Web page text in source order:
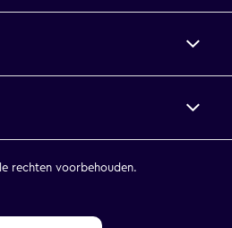
rechten voorbehouden.